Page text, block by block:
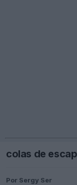
colas de
Por Sergy Ser